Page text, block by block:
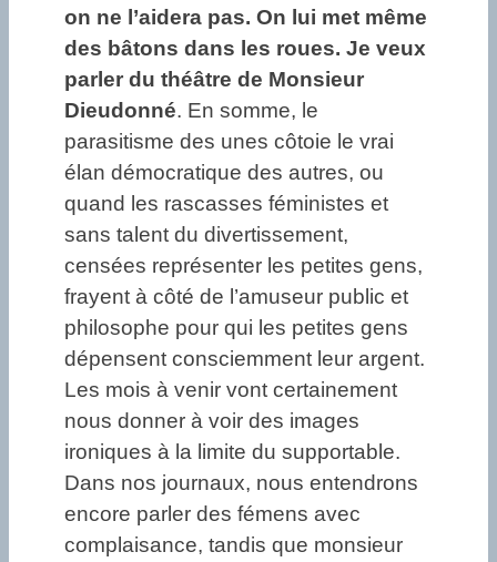
on ne l’aidera pas. On lui met même
des bâtons dans les roues. Je veux
parler du théâtre de Monsieur
Dieudonné. En somme, le
parasitisme des unes côtoie le vrai
élan démocratique des autres, ou
quand les rascasses féministes et
sans talent du divertissement,
censées représenter les petites gens,
frayent à côté de l’amuseur public et
philosophe pour qui les petites gens
dépensent consciemment leur argent.
Les mois à venir vont certainement
nous donner à voir des images
ironiques à la limite du supportable.
Dans nos journaux, nous entendrons
encore parler des fémens avec
complaisance, tandis que monsieur